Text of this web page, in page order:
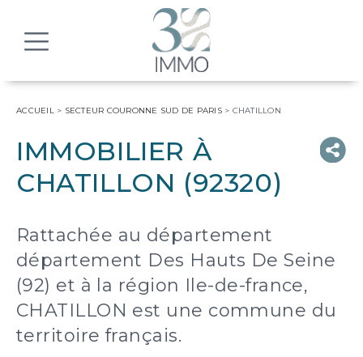
ACCUEIL> SECTEUR COURONNE SUD DE PARIS> CHATILLON
IMMOBILIER À
CHATILLON (92320)
Rattachée au département
département Des Hauts De Seine
(92) et à la région Ile-de-france,
CHATILLON est une commune du
territoire français.